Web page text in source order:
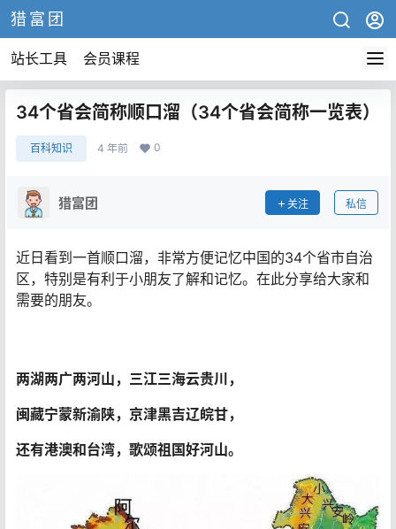
猎富团
站长工具 会员课程
34个省会简称顺口溜（34个省会简称一览表）
百科知识 4 年前 0
猎富团 关注 私信
近日看到一首顺口溜，非常方便记忆中国的34个省市自治
区，特别是有利于小朋友了解和记忆。在此分享给大家和
需要的朋友。
两湖两广两河山，三江三海云贵川，
闽藏宁蒙新渝陕，京津黑吉辽皖甘，
还有港澳和台湾，歌颂祖国好河山。